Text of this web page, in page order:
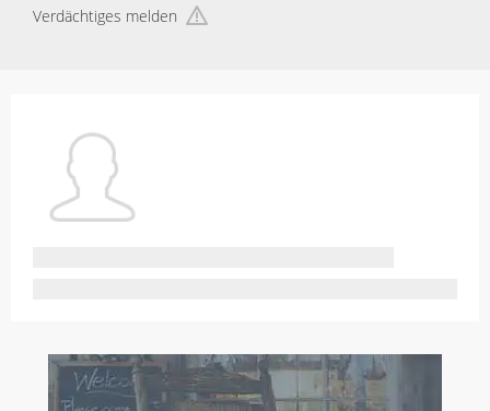
Verdächtiges melden